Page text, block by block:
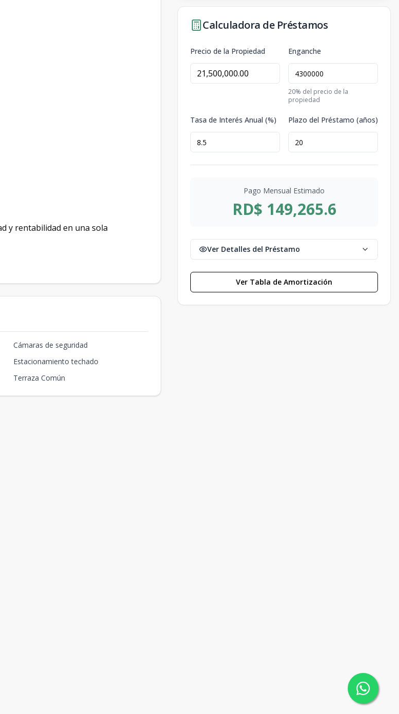
y rentabilidad en una sola
Cámaras de seguridad
Estacionamiento techado
Terraza Común
Calculadora de Préstamos
Precio de la Propiedad Enganche
20% del precio de la
propiedad
Tasa de Interés Anual (%) Plazo del Préstamo (años)
Pago Mensual Estimado
RD$ 149,265.6
Ver Detalles del Préstamo
Ver Tabla de Amortización